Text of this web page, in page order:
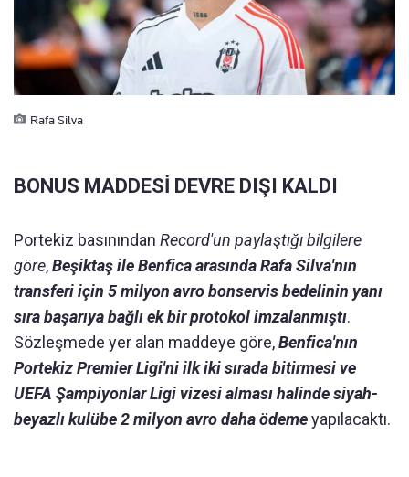
Rafa Silva
BONUS MADDESİ DEVRE DIŞI KALDI
Portekiz basınından Record'un paylaştığı bilgilere
göre,Beşiktaş ile Benfica arasında Rafa Silva'nın
transferi için 5 milyon avro bonservis bedelinin yanı
sıra başarıya bağlı ek bir protokol imzalanmıştı.
Sözleşmede yer alan maddeye göre,Benfica'nın
Portekiz Premier Ligi'ni ilk iki sırada bitirmesi ve
UEFA Şampiyonlar Ligi vizesi alması halinde siyah-
beyazlı kulübe 2 milyon avro daha ödemeyapılacaktı.